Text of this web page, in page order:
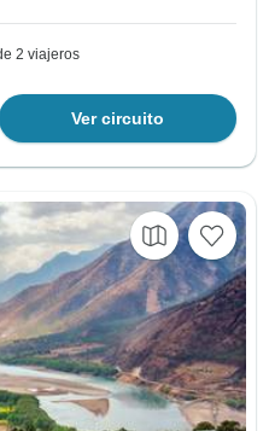
2 viajeros
Ver circuito